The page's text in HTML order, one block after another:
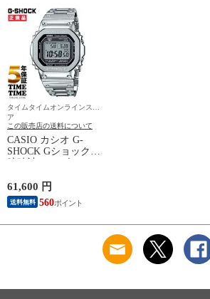
タイムタイムオンラインスト
ア
この販売店の送料について
CASIO カシオ G-
SHOCK Gショック
シルバー GMW-
B5000D-1JF 【安心の
5年保証】
61,600 円
送料無料 560